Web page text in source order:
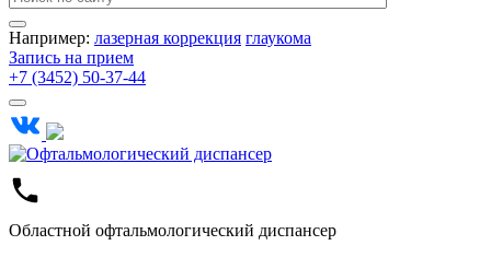
Например: лазерная коррекция глаукома
Запись на прием
+7 (3452) 50-37-44
Областной офтальмологический диспансер